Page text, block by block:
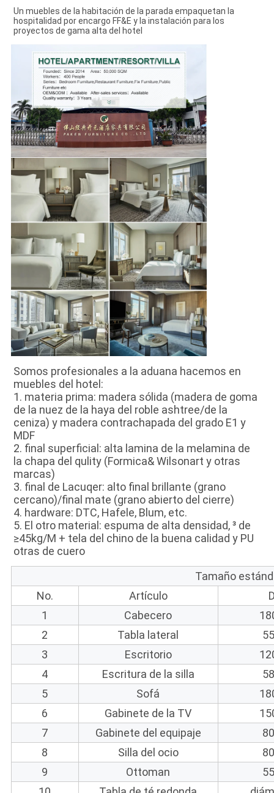
Un muebles de la habitación de la parada empaquetan la
hospitalidad por encargo FF&E y la instalación para los
proyectos de gama alta del hotel
Somos profesionales a la aduana hacemos en
muebles del hotel:
1. materia prima: madera sólida (madera de goma
de la nuez de la haya del roble ashtree/de la
ceniza) y madera contrachapada del grado E1 y
MDF
2. final superficial: alta lamina de la melamina de
la chapa del qulity (Formica& Wilsonart y otras
marcas)
3. final de Lacuqer: alto final brillante (grano
cercano)/final mate (grano abierto del cierre)
4. hardware: DTC, Hafele, Blum, etc.
5. El otro material: espuma de alta densidad, ³ de
≥45kg/M + tela del chino de la buena calidad y PU
otras de cuero
Tamaño
No.
Artículo
1
Cabecero
2
Tabla lateral
3
Escritorio
4
Escritura de la silla
5
Sofá
6
Gabinete de la TV
7
Gabinete del equipaje
8
Silla del ocio
9
Ottoman